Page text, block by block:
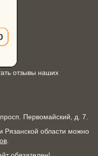
отзывы наших
Первомайский, д. 7.
Рязанской области можно
.